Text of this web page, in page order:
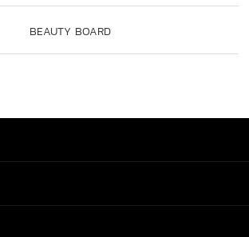
BEAUTY BOARD